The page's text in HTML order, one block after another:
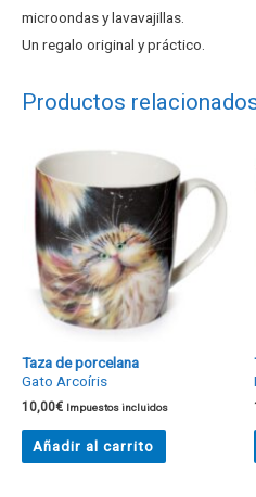
microondas y lavavajillas.
Un regalo original y práctico.
Productos
Taza de porcelana
Gato Arcoíris
10,00€ Impuestos incluidos
Añadir al carrito